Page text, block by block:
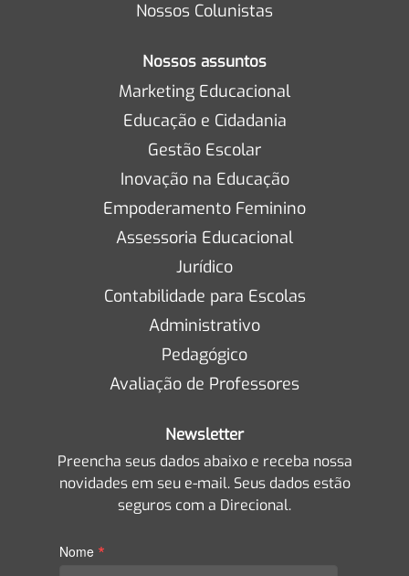
Nossos Colunistas
Nossos assuntos
Marketing Educacional
Educação e Cidadania
Gestão Escolar
Inovação na Educação
Empoderamento Feminino
Assessoria Educacional
Jurídico
Contabilidade para Escolas
Administrativo
Pedagógico
Avaliação de Professores
Newsletter
Preencha seus dados abaixo e receba nossa
novidades em seu e-mail. Seus dados estão
seguros com a Direcional.
Nome *